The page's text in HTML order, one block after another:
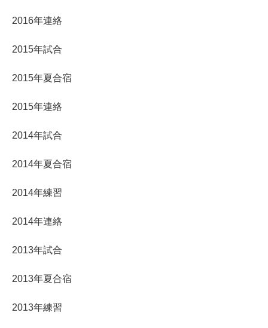
2016年連絡
2015年試合
2015年夏合宿
2015年連絡
2014年試合
2014年夏合宿
2014年練習
2014年連絡
2013年試合
2013年夏合宿
2013年練習